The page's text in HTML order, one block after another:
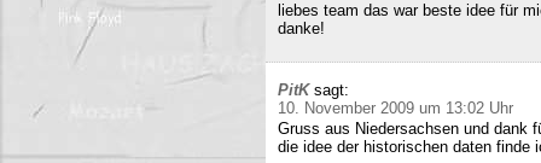
liebes team das war beste idee für
danke!
PitK sagt:
10. November 2009 um 13:02 Uhr
Gruss aus Niedersachsen und dank
die idee der historischen daten finde